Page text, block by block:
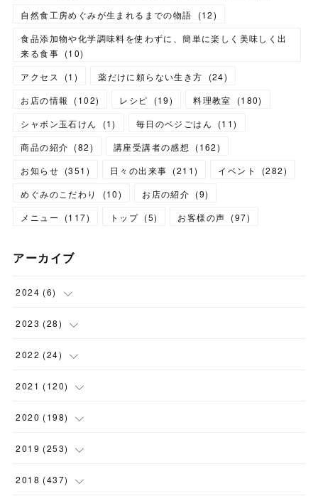
自然食工房めぐみが生まれるまでの物語
(12)
食品添加物や化学調味料を使わずに、簡単に楽しく美味しく出
来る食事 (10)
アクセス
(1 ) 薬だけに頼らない生き方 (24)
お店の情報
(102) レシピ (19) 料理教室 (180)
シャボン玉石けん
(1) 毎日のベジごはん (11)
商品の紹介 (82) 講座受講者の感想 (162)
お知らせ (351 ) 日々の出来事 (211) イベント (282)
めぐみのこだわり
(10) お店の紹介 (9)
メニュー
(117) トップ (5) お客様の声 (97)
アーカイブ
2024 (6)
(1)
(1 )
(1)
( 1 )
2023 (28)
(2)
(1)
(1)
(2 )
2022 (24)
(5)
(2)
(2)
( 1 )
2021 (120)
(12)
(3)
(1)
2020 (198)
(12)
(11)
2019 (253)
(14)
2018 (437)